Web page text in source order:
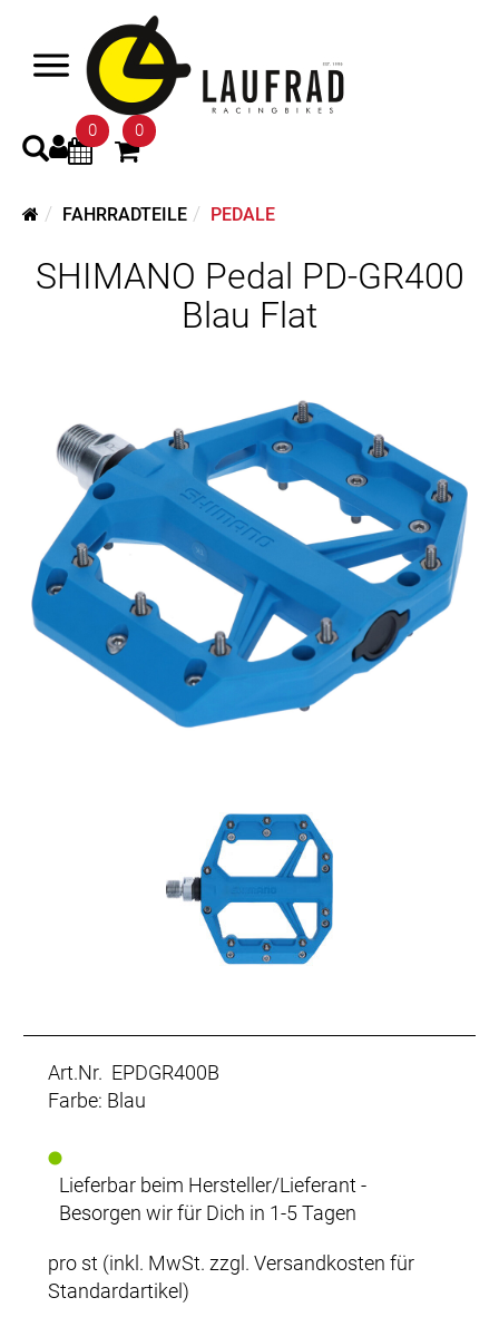
0 0
FAHRRADTEILE PEDALE
SHIMANO Pedal PD-GR400
Blau Flat
Art.Nr. EPDGR400B
Farbe: Blau
Lieferbar beim Hersteller/Lieferant -
Besorgen wir für Dich in 1-5 Tagen
pro st (inkl. MwSt. zzgl. Versandkosten für
Standardartikel)